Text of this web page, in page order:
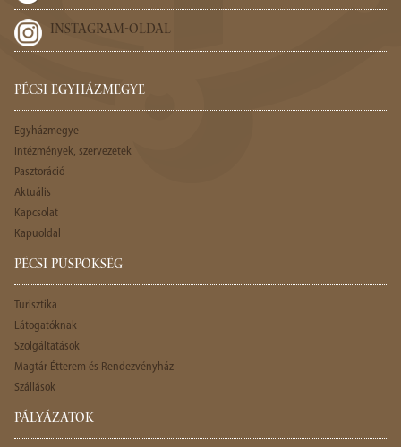
INSTAGRAM-OLDAL
PÉCSI EGYHÁZMEGYE
Egyházmegye
Intézmények, szervezetek
Pasztoráció
Aktuális
Kapcsolat
Kapuoldal
PÉCSI PÜSPÖKSÉG
Turisztika
Látogatóknak
Szolgáltatások
Magtár Étterem és Rendezvényház
Szállások
PÁLYÁZATOK